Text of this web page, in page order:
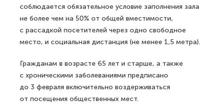
соблюдается обязательное условие заполнения зала
не более чем на 50% от общей вместимости,
с рассадкой посетителей через одно свободное
место, и социальная дистанция (не менее 1,5 метра).
Гражданам в возрасте 65 лет и старше, а также
с хроническими заболеваниями предписано
до 3 февраля включительно воздерживаться
от посещения общественных мест.